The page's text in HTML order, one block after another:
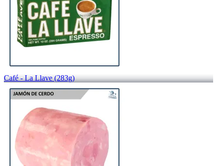
Café - La Llave (283g)